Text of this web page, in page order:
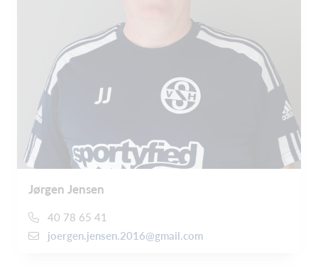
Jørgen Jensen
40 78 65 41
joergen.jensen.2016@gmail.com